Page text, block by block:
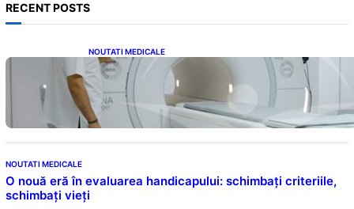
RECENT POSTS
NOUTATI MEDICALE
Impactul Substanțelor de Contrast în RMN:
Îngrijorări Legate de Gadoliniu și Acidul
Oxalic
NOUTATI MEDICALE
O nouă eră în evaluarea handicapului: schimbați criteriile,
schimbați vieți